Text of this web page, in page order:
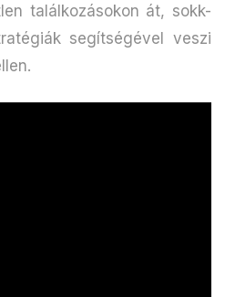
találkozásokon át, sokk-
segítségével veszi